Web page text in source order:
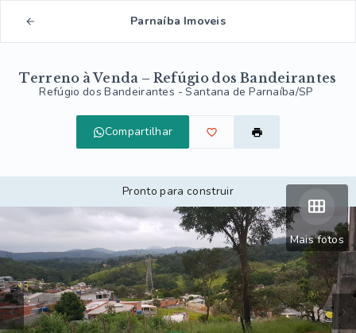
Parnaíba Imoveis
Terreno à Venda – Refúgio dos Bandeirantes
Refúgio dos Bandeirantes - Santana de Parnaíba/SP
Compartilhar
Mais fotos
Pronto para construir